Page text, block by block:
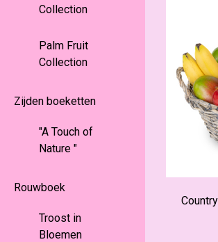
Collection
Palm Fruit
Collection
Zijden boeketten
"A Touch of
Nature "
Rouwboek
Troost in
Bloemen